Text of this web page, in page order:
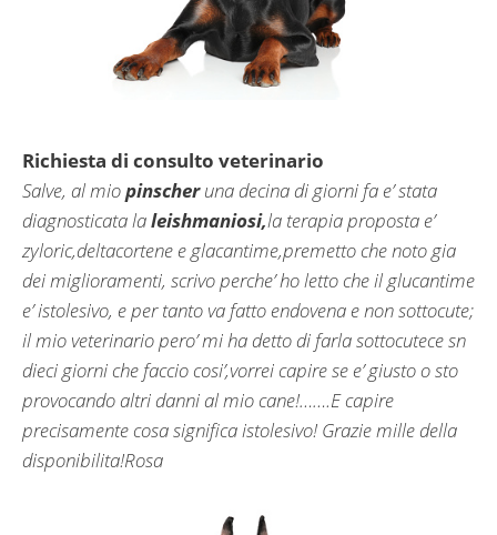
Richiesta di consulto veterinario
Salve, al miopinscheruna decina di giorni fa e’ stata
diagnosticata laleishmaniosi,la terapia proposta e’
zyloric,deltacortene e glacantime,premetto che noto gia
dei miglioramenti, scrivo perche’ ho letto che il glucantime
e’ istolesivo, e per tanto va fatto endovena e non sottocute;
il mio veterinario pero’ mi ha detto di farla sottocutece sn
dieci giorni che faccio cosi’,vorrei capire se e’ giusto o sto
provocando altri danni al mio cane!…….E capire
precisamente cosa significa istolesivo! Grazie mille della
disponibilita!Rosa